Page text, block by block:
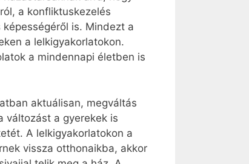
a konfliktuskezelés
is. Mindezt a
a lelkigyakorlatokon.
a mindennapi életben is
aktuálisan, megváltás
változást a gyerekek is
A lelkigyakorlatokon a
vissza otthonaikba, akkor